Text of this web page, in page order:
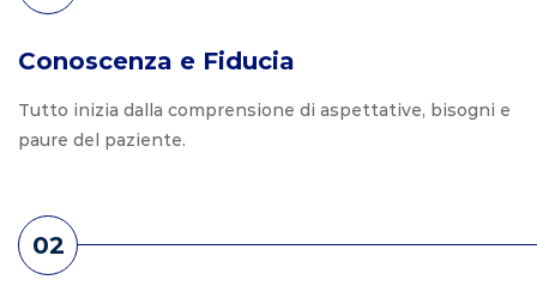
Conoscenza e Fiducia
Tutto inizia dalla comprensione di aspettative, bisogni e
paure del paziente.
02